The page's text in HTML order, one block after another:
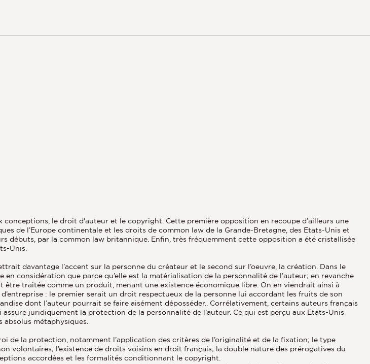
le droit d'auteur et le copyright. Cette première opposition en recoupe d’ailleurs une
de l’Europe continentale et les droits de common law de la Grande-Bretagne, des Etats-Unis et
débuts, par la common law britannique. Enfin, très fréquemment cette opposition a été cristallisée
Unis.
davantage l’accent sur la personne du créateur et le second sur l’oeuvre, la création. Dans le
considération que parce qu’elle est la matérialisation de la personnalité de l’auteur; en revanche
traitée comme un produit, menant une existence économique libre. On en viendrait ainsi à
: le premier serait un droit respectueux de la personne lui accordant les fruits de son
dont l’auteur pourrait se faire aisément déposséder.. Corrélativement, certains auteurs français
juridiquement la protection de la personnalité de l’auteur. Ce qui est perçu aux Etats-Unis
métaphysiques.
de la protection, notamment l’application des critères de l’originalité et de la fixation; le type
volontaires; l’existence de droits voisins en droit français; la double nature des prérogatives du
accordées et les formalités conditionnant le copyright.